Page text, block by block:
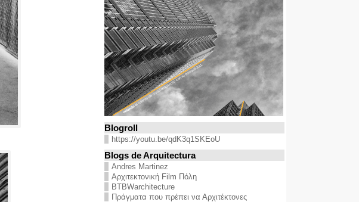
Blogroll
https://youtu.be/qdK3q1SKEoU
Blogs de Arquitectura
Andres Martinez
Αρχιτεκτονική Film Πόλη
BTBWarchitecture
Πράγματα που πρέπει να Αρχιτέκτονες